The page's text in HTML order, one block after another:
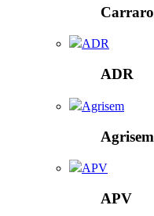
Carraro
ADR
ADR
Agrisem
Agrisem
APV
APV